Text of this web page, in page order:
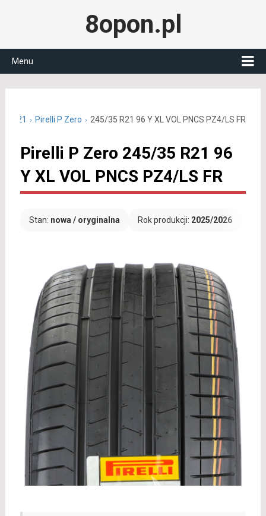
8opon.pl
Menu
R21 Pirelli P Zero 245/35 R21 96 Y XL VOL PNCS PZ4/LS FR
Pirelli P Zero 245/35 R21 96
Y XL VOL PNCS PZ4/LS FR
Stan: nowa / oryginalna Rok produkcji: 2025/2026